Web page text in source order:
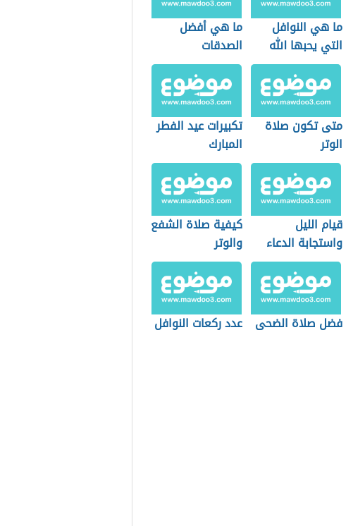
ما هي النوافل
التي يحبها الله
ما هي أفضل
الصدقات
متى تكون صلاة
الوتر
تكبيرات عيد الفطر
المبارك
قيام الليل
واستجابة الدعاء
كيفية صلاة الشفع
والوتر
فضل صلاة الضحى عدد ركعات النوافل